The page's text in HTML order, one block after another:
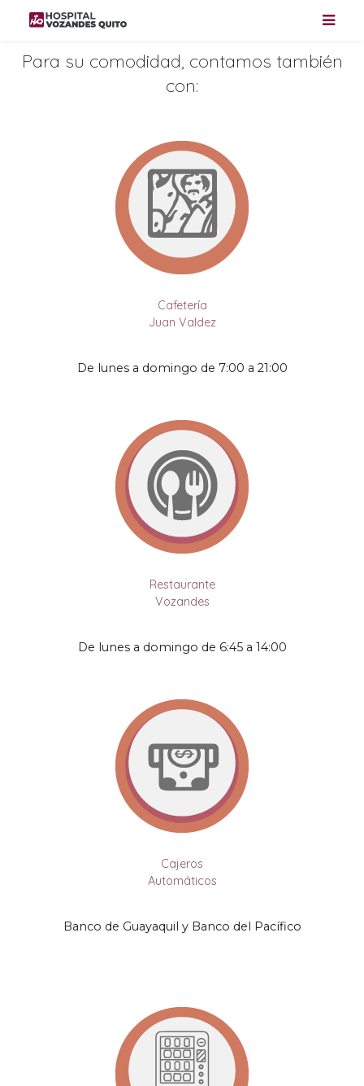
Para su comodidad, contamos también
con:
Cafetería
Juan Valdez
De lunes a domingo de 7:00 a 21:00
Restaurante
Vozandes
De lunes a domingo de 6:45 a 14:00
Cajeros
Automáticos
Banco de Guayaquil y Banco del Pacífico